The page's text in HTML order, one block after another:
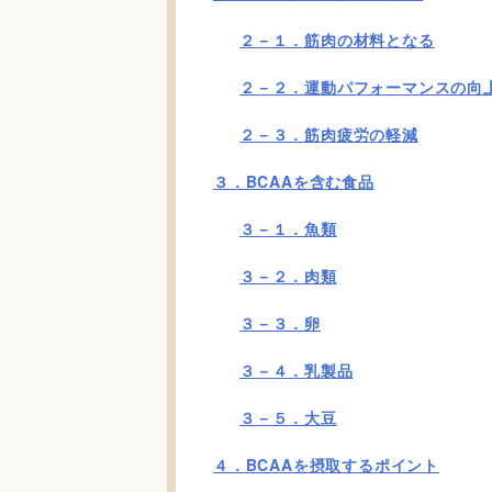
２－１．筋肉の材料となる
２－２．運動パフォーマンスの向
２－３．筋肉疲労の軽減
３．BCAAを含む食品
３－１．魚類
３－２．肉類
３－３．卵
３－４．乳製品
３－５．大豆
４．BCAAを摂取するポイント